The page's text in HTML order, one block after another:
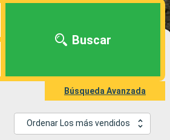
Buscar
Búsqueda Avanzada
Ordenar Los más vendidos